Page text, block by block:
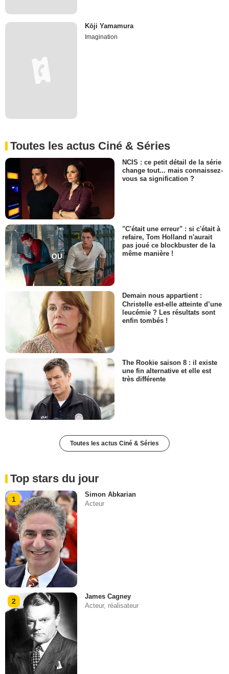
Kōji Yamamura
Imagination
Toutes les actus Ciné & Séries
NCIS : ce petit détail de la série
change tout... mais connaissez-
vous sa signification ?
"C'était une erreur" : si c'était à
refaire, Tom Holland n'aurait
pas joué ce blockbuster de la
même manière !
Demain nous appartient :
Christelle est-elle atteinte d’une
leucémie ? Les résultats sont
enfin tombés !
The Rookie saison 8 : il existe
une fin alternative et elle est
très différente
Toutes les actus Ciné & Séries
Top stars du jour
1
Simon Abkarian
Acteur
2
James Cagney
Acteur, réalisateur